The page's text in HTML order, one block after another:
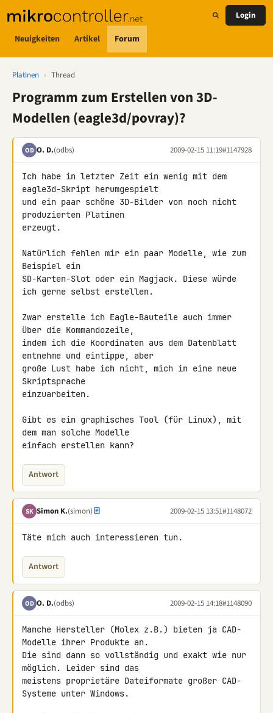
Neuigkeiten Artikel Forum
Login
Platinen › Thread
Programm zum Erstellen von 3D-
Modellen (eagle3d/povray)?
OD O. D.(odbs) 2009-02-15 11:19#1147928
Ich habe in letzter Zeit ein wenig mit dem
eagle3d-Skript herumgespielt
und ein paar schöne 3D-Bilder von noch nicht
produzierten Platinen
erzeugt.
Natürlich fehlen mir ein paar Modelle, wie zum
Beispiel ein
SD-Karten-Slot oder ein Magjack. Diese würde
ich gerne selbst erstellen.
Zwar erstelle ich Eagle-Bauteile auch immer
über die Kommandozeile,
indem ich die Koordinaten aus dem Datenblatt
entnehme und eintippe, aber
große Lust habe ich nicht, mich in eine neue
Skriptsprache
einzuarbeiten.
Gibt es ein graphisches Tool (für Linux), mit
dem man solche Modelle
einfach erstellen kann?
Antwort
SK Simon K.(simon) 2009-02-15 13:51#1148072
Täte mich auch interessieren tun.
Antwort
OD O. D.(odbs) 2009-02-15 14:18#1148090
Manche Hersteller (Molex z.B.) bieten ja CAD-
Modelle ihrer Produkte an.
Die sind dann so vollständig und exakt wie nur
möglich. Leider sind das
meistens proprietäre Dateiformate großer CAD-
Systeme unter Windows.